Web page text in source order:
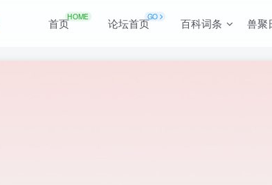
首页HOME 论坛首页GO 百科词条 兽聚